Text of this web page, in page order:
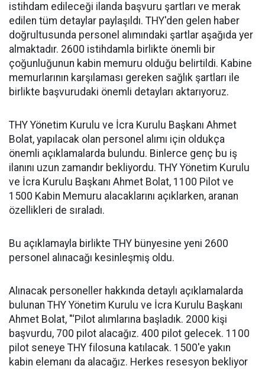
istihdam edileceği ilanda başvuru şartları ve merak
edilen tüm detaylar paylaşıldı. THY'den gelen haber
doğrultusunda personel alımındaki şartlar aşağıda yer
almaktadır. 2600 istihdamla birlikte önemli bir
çoğunluğunun kabin memuru olduğu belirtildi. Kabine
memurlarının karşılaması gereken sağlık şartları ile
birlikte başvurudaki önemli detayları aktarıyoruz.
THY Yönetim Kurulu ve İcra Kurulu Başkanı Ahmet
Bolat, yapılacak olan personel alımı için oldukça
önemli açıklamalarda bulundu. Binlerce genç bu iş
ilanını uzun zamandır bekliyordu. THY Yönetim Kurulu
ve İcra Kurulu Başkanı Ahmet Bolat, 1100 Pilot ve
1500 Kabin Memuru alacaklarını açıklarken, aranan
özellikleri de sıraladı.
Bu açıklamayla birlikte THY bünyesine yeni 2600
personel alınacağı kesinleşmiş oldu.
Alınacak personeller hakkında detaylı açıklamalarda
bulunan THY Yönetim Kurulu ve İcra Kurulu Başkanı
Ahmet Bolat, "‘Pilot alımlarına başladık. 2000 kişi
başvurdu, 700 pilot alacağız. 400 pilot gelecek. 1100
pilot seneye THY filosuna katılacak. 1500'e yakın
kabin elemanı da alacağız. Herkes resesyon bekliyor